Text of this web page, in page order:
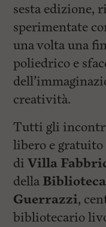
sesta edizione,
sperimentate
una volta una
poliedrico e
creatività.
Tutti gli
libero e gratuito
diVilla
della
Guerrazzi,
bibliotecario